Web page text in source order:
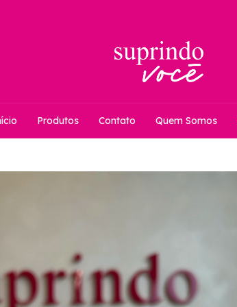
Produtos Contato Quem Somos